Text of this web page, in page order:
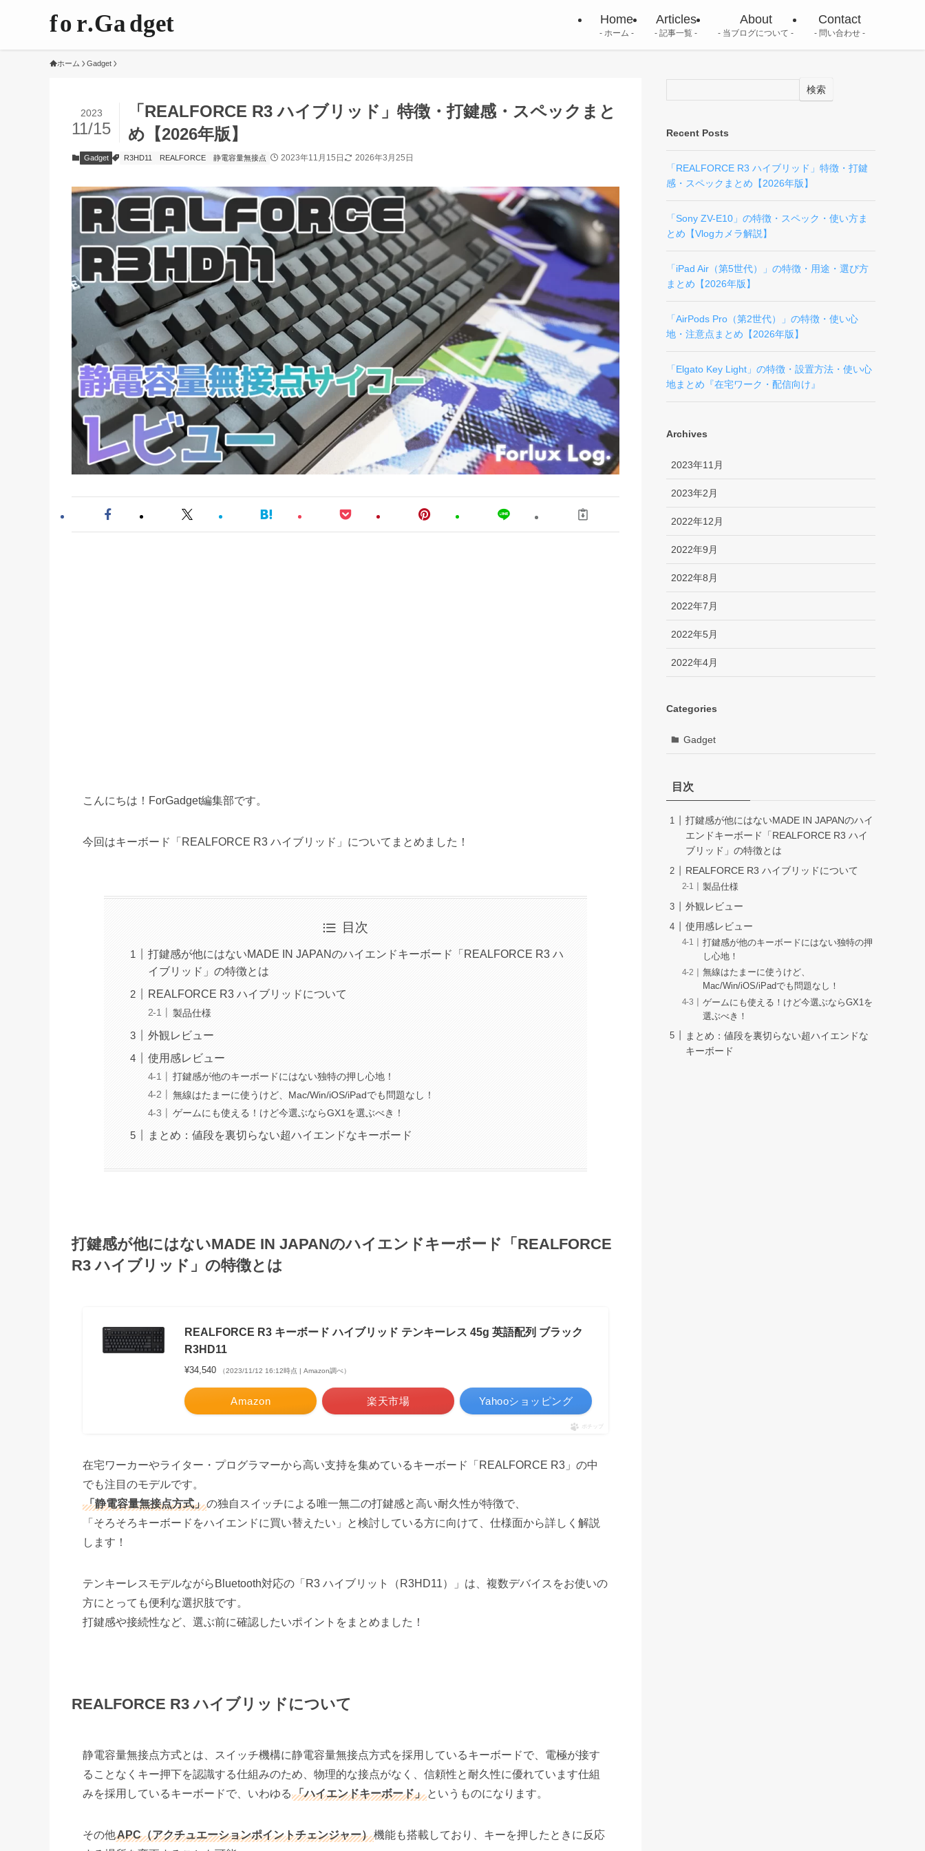
Home
ホーム
Articles
記事一覧
About
当ブログについて
Contact
問い合わせ
ホーム Gadget
「REALFORCE R3 ハイブリッド」特徴・打鍵感・スペックまと
め【2026年版】
2023
11/15
Gadget R3HD11 REALFORCE 静電容量無接点 2023年11月15日 2026年3月25日
こんにちは！ForGadget編集部です。
今回はキーボード「REALFORCE R3 ハイブリッド」についてまとめました！
目次
打鍵感が他にはないMADE IN JAPANのハイエンドキーボード「REALFORCE R3 ハ
イブリッド」の特徴とは
REALFORCE R3 ハイブリッドについて
製品仕様
外観レビュー
使用感レビュー
打鍵感が他のキーボードにはない独特の押し心地！
無線はたまーに使うけど、Mac/Win/iOS/iPadでも問題なし！
ゲームにも使える！けど今選ぶならGX1を選ぶべき！
まとめ：値段を裏切らない超ハイエンドなキーボード
打鍵感が他にはないMADE IN JAPANのハイエンドキーボード「REALFORCE
R3ハイブリッド 」の特徴とは
REALFORCE R3 キーボード ハイブリッド テンキーレス 45g 英語配列 ブラック
R3HD11
¥34,540 （2023/11/12 16:12時点 | Amazon調べ）
Amazon 楽天市場 Yahooショッピング
ポチップ
在宅ワーカーやライター・プログラマーから高い支持を集めているキーボード「REALFORCE R3」の中
でも注目のモデルです。
「静電容量無接点方式」の独自スイッチによる唯一無二の打鍵感と高い耐久性が特徴で、
「そろそろキーボードをハイエンドに買い替えたい」と検討している方に向けて、仕様面から詳しく解説
します！
テンキーレスモデルながらBluetooth対応の「R3 ハイブリット（R3HD11）」は、複数デバイスをお使いの
方にとっても便利な選択肢です。
打鍵感や接続性など、選ぶ前に確認したいポイントをまとめました！
REALFORCE R3ハイブリッドについて
静電容量無接点方式とは、スイッチ機構に静電容量無接点方式を採用しているキーボードで、電極が接す
ることなくキー押下を認識する仕組みのため、物理的な接点がなく、信頼性と耐久性に優れています仕組
みを採用しているキーボードで、いわゆる 「ハイエンドキーボード」 というものになります。
その他APC（アクチュエーションポイントチェンジャー）機能も搭載しており、キーを押したときに反応
検索
Recent Posts
「REALFORCE R3 ハイブリッド」特徴・打鍵
感・スペックまとめ【2026年版】
「Sony ZV-E10」の特徴・スペック・使い方ま
とめ【Vlogカメラ解説】
「iPad Air（第5世代）」の特徴・用途・選び方
まとめ【2026年版】
「AirPods Pro（第2世代）」の特徴・使い心
地・注意点まとめ【2026年版】
「Elgato Key Light」の特徴・設置方法・使い心
地まとめ『在宅ワーク・配信向け』
Archives
2023年11月
2023年2月
2022年12月
2022年9月
2022年8月
2022年7月
2022年5月
2022年4月
Categories
Gadget
目次
打鍵感が他にはないMADE IN JAPANのハイ
エンドキーボード「REALFORCE R3 ハイ
ブリッド」の特徴とは
REALFORCE R3 ハイブリッドについて
製品仕様
外観レビュー
使用感レビュー
打鍵感が他のキーボードにはない独特の押
し心地！
無線はたまーに使うけど、
Mac/Win/iOS/iPadでも問題なし！
ゲームにも使える！けど今選ぶならGX1を
選ぶべき！
まとめ：値段を裏切らない超ハイエンドな
キーボード